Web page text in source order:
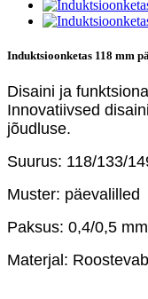
Induktsioonketas 118 mm
Disaini ja
Innovatiivsed
jõudluse.
Suurus: 118/133/
Muster: päevalilled
Paksus: 0,4/0,5 mm
Materjal: